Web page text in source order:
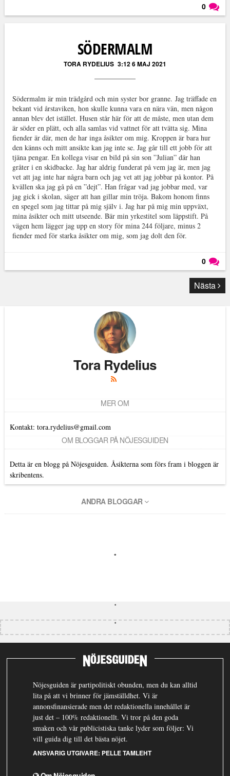
0
SÖDERMALM
TORA RYDELIUS 3:12 6 MAJ 2021
Södermalm är min trädgård och min syster bor granne. Jag träffade en
bekant vid årstaviken, hon skulle kunna vara en nära vän, men någon
annan blev det istället. Husen står här för att de måste, men utan dem
är söder en plätt, och alla samlas vid vattnet för att tvätta sig. Mina
fiender är där, men de har inga åsikter om mig. Kroppen är bara hur
den känns och mitt ansikte kan jag inte se. Jag går till ett jobb för att
tjäna pengar. En kollega visar en bild på sin son ”Julian” där han
gråter i en skidbacke. Jag har aldrig funderat på vem jag är, men jag
vet att jag inte har några barn och jag vet att jag jobbar på kontor. På
kvällen ska jag gå på en ”dejt”. Han frågar vad jag jobbar med, var
jag gick i skolan, säger att han gillar min tröja. Bakom honom finns
en spegel som jag tittar på mig själv i. Jag har på mig min uppväxt,
mina åsikter och mitt utseende. Bär min yrkestitel som läppstift. På
vägen hem lägger jag upp en story för mina 244 följare, minus 2
fiender med för starka åsikter om mig, som jag dolt den för.
0
Läs kommentarer (0)
Nästa
Tora Rydelius
MER OM
Kontakt: tora.rydelius@gmail.com
OM BLOGGAR PÅ NÖJESGUIDEN
Detta är en blogg på Nöjesguiden. Åsikterna som förs fram i bloggen är
skribentens.
ANDRA BLOGGAR
Nöjesguiden är partipolitiskt obunden, men du kan alltid
lita på att vi brinner för jämställdhet. Vi är
annonsfinansierade men det redaktionella innehållet är
just det – 100% redaktionellt. Vi tror på den goda
smaken och vår publicistiska tanke lyder som följer: Vi
vill guida dig till det bästa nöjet.
ANSVARIG UTGIVARE: PELLE TAMLEHT